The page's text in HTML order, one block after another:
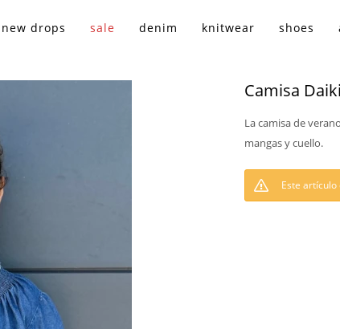
new drops sale denim knitwear shoes
Camisa
La camisa de
mangas y cuello.
Este